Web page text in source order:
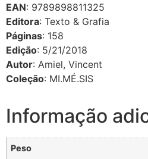
EAN: 9789898811325
Editora: Texto & Grafia
Páginas: 158
Edição: 5/21/2018
Autor: Amiel, Vincent
Coleção: MI.MÉ.SIS
Informação
Peso